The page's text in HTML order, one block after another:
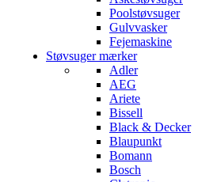
Poolstøvsuger
Gulvvasker
Fejemaskine
Støvsuger mærker
Adler
AEG
Ariete
Bissell
Black & Decker
Blaupunkt
Bomann
Bosch